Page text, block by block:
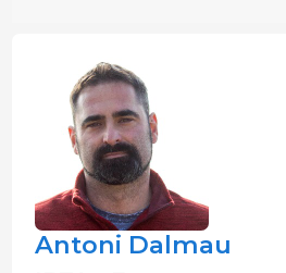
Antoni Dalmau